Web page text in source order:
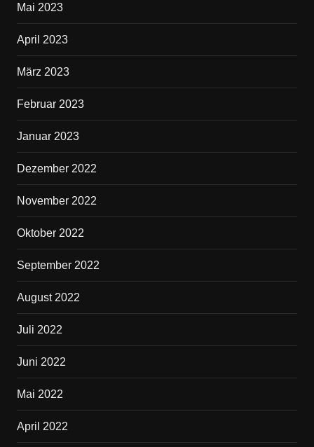
Mai 2023
April 2023
März 2023
Februar 2023
Januar 2023
Dezember 2022
November 2022
Oktober 2022
September 2022
August 2022
Juli 2022
Juni 2022
Mai 2022
April 2022